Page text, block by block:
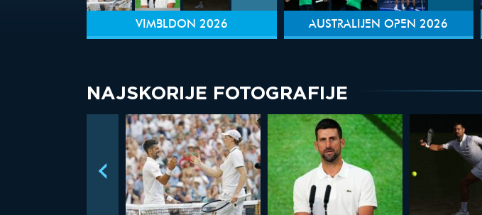
VIMBLDON 2026 AUSTRALIJEN OPEN 2026
NAJSKORIJE FOTOGRAFIJE